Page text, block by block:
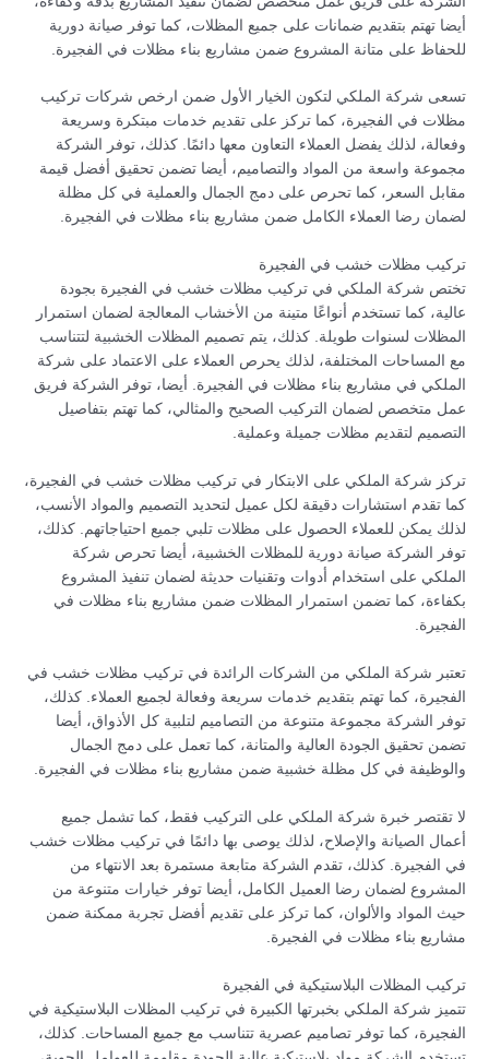
أيضا تهتم بتقديم ضمانات على جميع المظلات، كما توفر صيانة دورية
للحفاظ على متانة المشروع ضمن مشاريع بناء مظلات في الفجيرة.
تسعى شركة الملكي لتكون الخيار الأول ضمن ارخص شركات تركيب
مظلات في الفجيرة، كما تركز على تقديم خدمات مبتكرة وسريعة
وفعالة، لذلك يفضل العملاء التعاون معها دائمًا. كذلك، توفر الشركة
مجموعة واسعة من المواد والتصاميم، أيضا تضمن تحقيق أفضل قيمة
مقابل السعر، كما تحرص على دمج الجمال والعملية في كل مظلة
لضمان رضا العملاء الكامل ضمن مشاريع بناء مظلات في الفجيرة.
تركيب مظلات خشب في الفجيرة
تختص شركة الملكي في تركيب مظلات خشب في الفجيرة بجودة
عالية، كما تستخدم أنواعًا متينة من الأخشاب المعالجة لضمان استمرار
المظلات لسنوات طويلة. كذلك، يتم تصميم المظلات الخشبية لتتناسب
مع المساحات المختلفة، لذلك يحرص العملاء على الاعتماد على شركة
الملكي في مشاريع بناء مظلات في الفجيرة. أيضا، توفر الشركة فريق
عمل متخصص لضمان التركيب الصحيح والمثالي، كما تهتم بتفاصيل
التصميم لتقديم مظلات جميلة وعملية.
تركز شركة الملكي على الابتكار في تركيب مظلات خشب في الفجيرة،
كما تقدم استشارات دقيقة لكل عميل لتحديد التصميم والمواد الأنسب،
لذلك يمكن للعملاء الحصول على مظلات تلبي جميع احتياجاتهم. كذلك،
توفر الشركة صيانة دورية للمظلات الخشبية، أيضا تحرص شركة
الملكي على استخدام أدوات وتقنيات حديثة لضمان تنفيذ المشروع
بكفاءة، كما تضمن استمرار المظلات ضمن مشاريع بناء مظلات في
الفجيرة.
تعتبر شركة الملكي من الشركات الرائدة في تركيب مظلات خشب في
الفجيرة، كما تهتم بتقديم خدمات سريعة وفعالة لجميع العملاء. كذلك،
توفر الشركة مجموعة متنوعة من التصاميم لتلبية كل الأذواق، أيضا
تضمن تحقيق الجودة العالية والمتانة، كما تعمل على دمج الجمال
والوظيفة في كل مظلة خشبية ضمن مشاريع بناء مظلات في الفجيرة.
لا تقتصر خبرة شركة الملكي على التركيب فقط، كما تشمل جميع
أعمال الصيانة والإصلاح، لذلك يوصى بها دائمًا في تركيب مظلات خشب
في الفجيرة. كذلك، تقدم الشركة متابعة مستمرة بعد الانتهاء من
المشروع لضمان رضا العميل الكامل، أيضا توفر خيارات متنوعة من
حيث المواد والألوان، كما تركز على تقديم أفضل تجربة ممكنة ضمن
مشاريع بناء مظلات في الفجيرة.
تركيب المظلات البلاستيكية في الفجيرة
تتميز شركة الملكي بخبرتها الكبيرة في تركيب المظلات البلاستيكية في
الفجيرة، كما توفر تصاميم عصرية تتناسب مع جميع المساحات. كذلك،